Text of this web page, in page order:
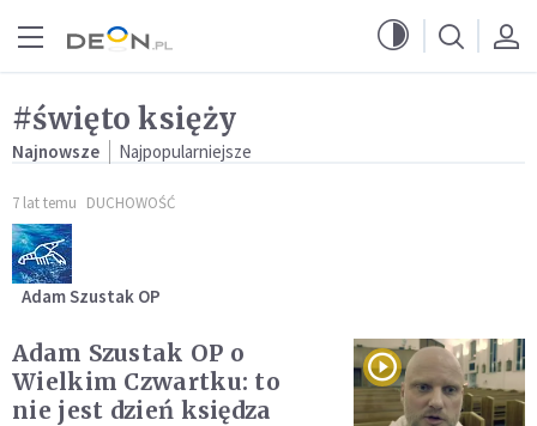
#święto księży
Najnowsze Najpopularniejsze
7 lat temu DUCHOWOŚĆ
Adam Szustak OP
Adam Szustak OP o
Wielkim Czwartku: to
nie jest dzień księdza